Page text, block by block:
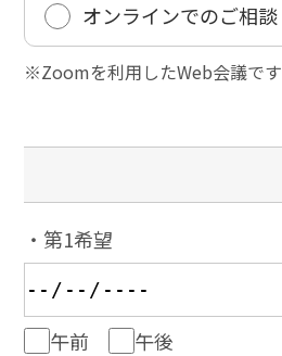
オンラインでのご相談
※Zoomを利用したWeb会議です
・第1希望
午前 午後